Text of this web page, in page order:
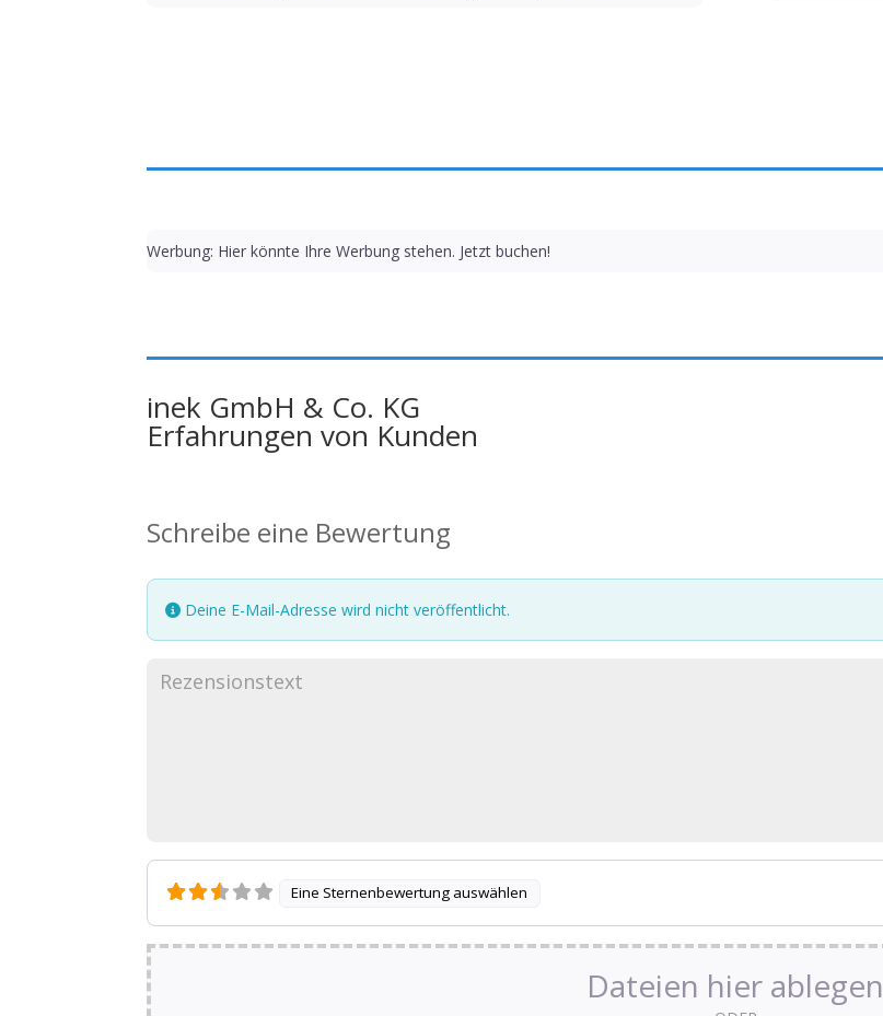
Werbung: Hier könnte Ihre Werbung stehen. Jetzt buchen!
inek GmbH & Co. KG
Erfahrungen von Kunden
Schreibe eine Bewertung
Deine E-Mail-Adresse wird nicht veröffentlicht.
Eine Sternenbewertung auswählen
Dateien hier ablegen